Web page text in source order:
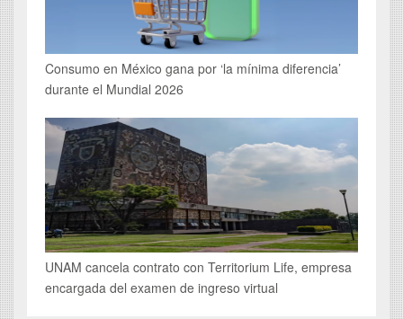
Consumo en México gana por ‘la mínima diferencia’
durante el Mundial 2026
UNAM cancela contrato con Territorium Life, empresa
encargada del examen de ingreso virtual